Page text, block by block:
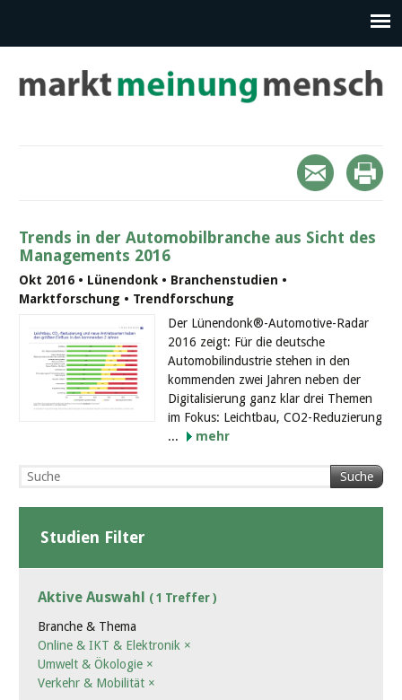
Trends in der Automobilbranche aus Sicht des
Managements 2016
Okt 2016 • Lünendonk • Branchenstudien •
Marktforschung • Trendforschung
Der Lünendonk®-Automotive-Radar
2016 zeigt: Für die deutsche
Automobilindustrie stehen in den
kommenden zwei Jahren neben der
Digitalisierung ganz klar drei Themen
im Fokus: Leichtbau, CO2-Reduzierung
...
mehr
Suche
Studien Filter
Aktive Auswahl ( 1 Treffer )
Branche & Thema
Online & IKT & Elektronik ×
Umwelt & Ökologie ×
Verkehr & Mobilität ×